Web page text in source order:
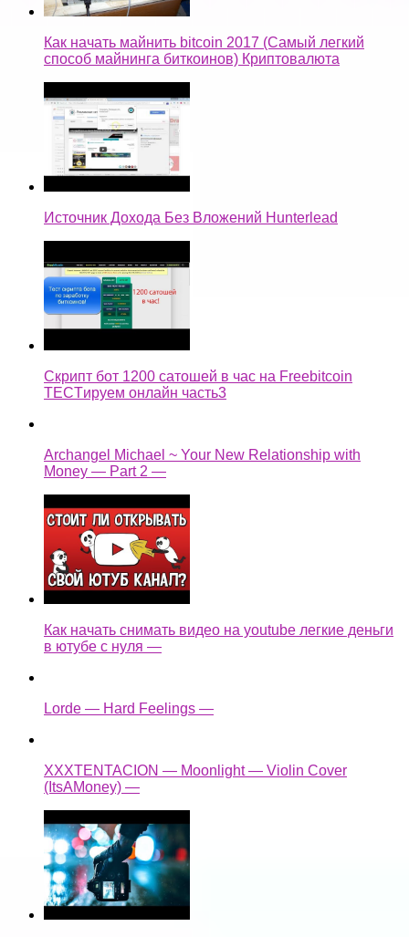
Как начать майнить bitcoin 2017 (Самый легкий
способ майнинга биткоинов) Криптовалюта
Источник Дохода Без Вложений Hunterlead
Скрипт бот 1200 сатошей в час на Freebitcoin
TECTируем онлайн часть3
Archangel Michael ~ Your New Relationship with
Money — Part 2 —
Как начать снимать видео на youtube легкие деньги
в ютубе с нуля —
Lorde — Hard Feelings —
XXXTENTACION — Moonlight — Violin Cover
(ItsAMoney) —